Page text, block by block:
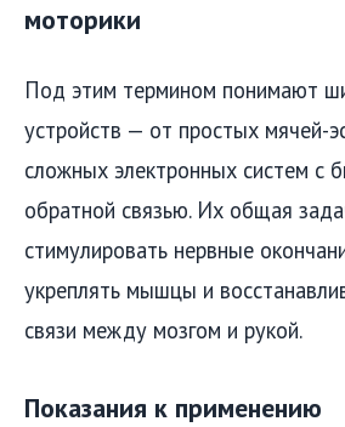
моторики
Под этим термином понимают
устройств — от простых мячей-
сложных электронных систем с
обратной связью. Их общая
стимулировать нервные
укреплять мышцы и
связи между мозгом и рукой.
Показания к применению